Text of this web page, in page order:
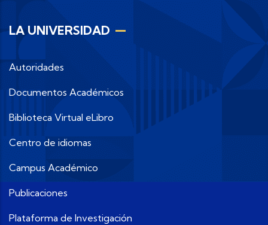
LA UNIVERSIDAD
Autoridades
Documentos Académicos
Biblioteca Virtual eLibro
Centro de idiomas
Campus Académico
Publicaciones
Plataforma de Investigación